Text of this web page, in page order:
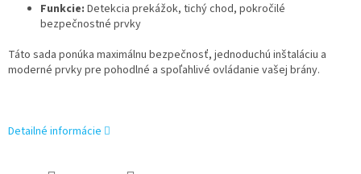
Funkcie: Detekcia prekážok, tichý chod, pokročilé
bezpečnostné prvky
Táto sada ponúka maximálnu bezpečnosť, jednoduchú inštaláciu a
moderné prvky pre pohodlné a spoľahlivé ovládanie vašej brány.
Detailné informácie